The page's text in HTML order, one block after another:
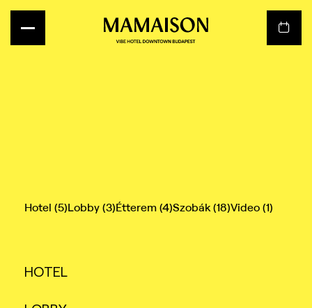
Hotel (5)Lobby (3)Étterem (4)Szobák (18)Video (1)
HOTEL